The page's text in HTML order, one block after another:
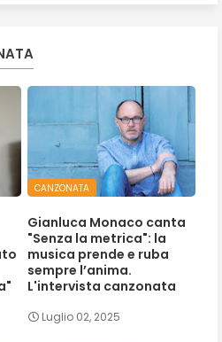
CANZONATA
Gianluca Monaco canta
"Senza la metrica": la
musica prende e ruba
sempre l’anima.
L'intervista canzonata
Luglio 02, 2025